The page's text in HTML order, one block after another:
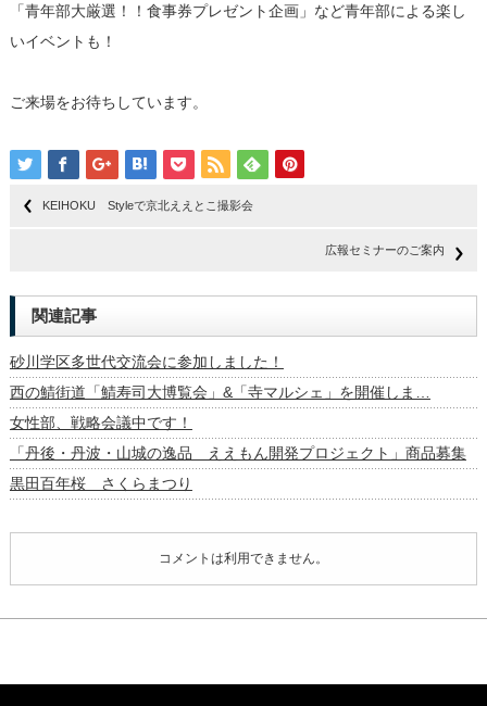
「青年部大厳選！！食事券プレゼント企画」など青年部による楽し
いイベントも！
ご来場をお待ちしています。
KEIHOKU Styleで京北ええとこ撮影会
広報セミナーのご案内
関連記事
砂川学区多世代交流会に参加しました！
西の鯖街道「鯖寿司大博覧会」&「寺マルシェ」を開催しま…
女性部、戦略会議中です！
「丹後・丹波・山城の逸品 ええもん開発プロジェクト」商品募集
黒田百年桜 さくらまつり
コメントは利用できません。